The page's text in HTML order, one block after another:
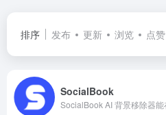
排序 发布 更新 浏览 点赞
SocialBook